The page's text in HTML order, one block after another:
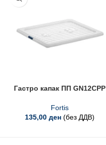
Гастро капак ПП GN12CPP
Fortis
135,00 ден (без ДДВ)